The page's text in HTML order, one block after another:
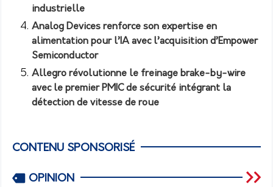
industrielle
Analog Devices renforce son expertise en
alimentation pour l’IA avec l’acquisition d’Empower
Semiconductor
Allegro révolutionne le freinage brake-by-wire
avec le premier PMIC de sécurité intégrant la
détection de vitesse de roue
CONTENU SPONSORISÉ
OPINION